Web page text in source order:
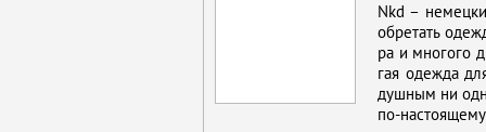
Nkd –
об­ре­тать
ра и мно­го­го
гая одеж­да
душ­ным ни
по-